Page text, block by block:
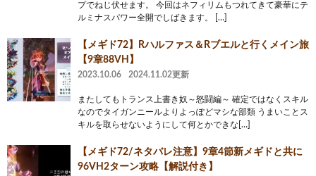
プでねじ伏せます。 今回はネフィリムもつれてきて豪華にテ
ルミナスパワー全開でしばきます。 […]
【メギド72】Rハルファス＆Rブエルと行くメイン旅
【9章88VH】
2023.10.06 2024.11.02更新
またしてもトランス上書き奴～怒闘編～ 確定ではなくスキル
なのでタイガンニールよりよっぽどマシな部類 うまいことス
キルを取らせないようにして何とかできな[…]
【メギド72/ネタバレ注意】9章4節新メギドと共に
96VH2ターン攻略【解説付き】